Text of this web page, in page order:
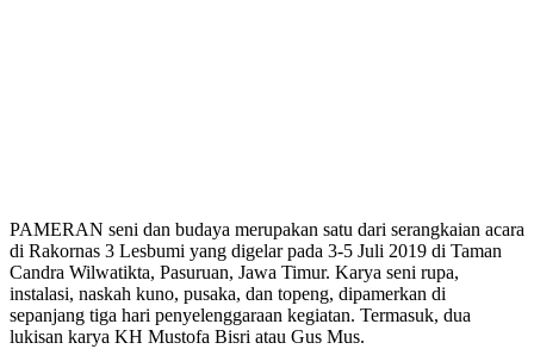
PAMERAN seni dan budaya merupakan satu dari serangkaian acara
di Rakornas 3 Lesbumi yang digelar pada 3-5 Juli 2019 di Taman
Candra Wilwatikta, Pasuruan, Jawa Timur. Karya seni rupa,
instalasi, naskah kuno, pusaka, dan topeng, dipamerkan di
sepanjang tiga hari penyelenggaraan kegiatan. Termasuk, dua
lukisan karya KH Mustofa Bisri atau Gus Mus.